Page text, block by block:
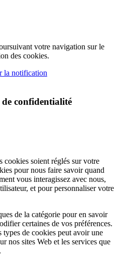
votre navigation sur le
des cookies.
la notification
de confidentialité
cookies soient réglés sur votre
pour nous faire savoir quand
vous interagissez avec nous,
et pour personnaliser votre
de la catégorie pour en savoir
certaines de vos préférences.
types de cookies peut avoir une
nos sites Web et les services que